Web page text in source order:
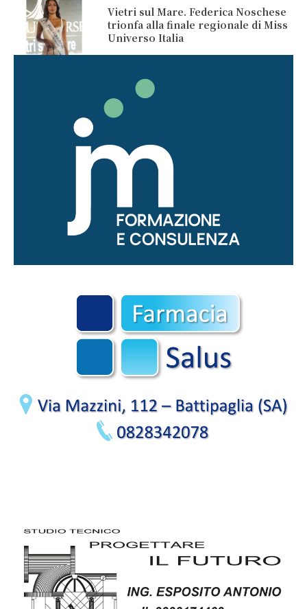
Vietri sul Mare. Federica Noschese
trionfa alla finale regionale di Miss
Universo Italia